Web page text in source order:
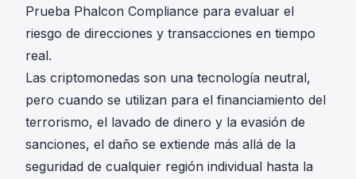
Prueba Phalcon Compliance para evaluar el
riesgo de direcciones y transacciones en tiempo
real.
Las criptomonedas son una tecnología neutral,
pero cuando se utilizan para el financiamiento del
terrorismo, el lavado de dinero y la evasión de
sanciones, el daño se extiende más allá de la
seguridad de cualquier región individual hasta la